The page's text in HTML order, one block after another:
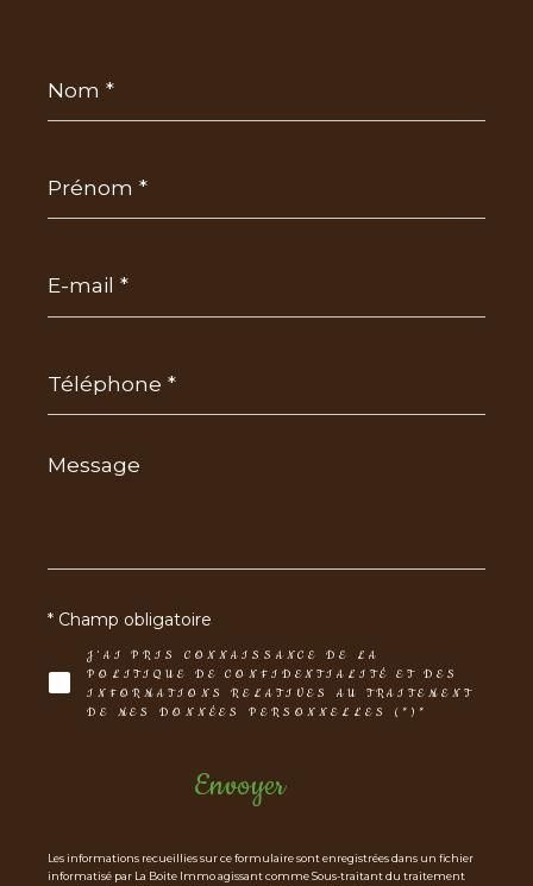
*
*
mail
*
Message
*
J'AI PRIS CONNAISSANCE DE LA
POLITIQUE DE CONFIDENTIALITÉ ET DES
INFORMATIONS RELATIVES AU TRAITEMENT
DE MES DONNÉES PERSONNELLES (*)*
* Champ obligatoire
Envoyer
Les informations recueillies sur ce formulaire sont enregistrées dans un fichier
informatisé par La Boite Immo agissant comme Sous-traitant du traitement